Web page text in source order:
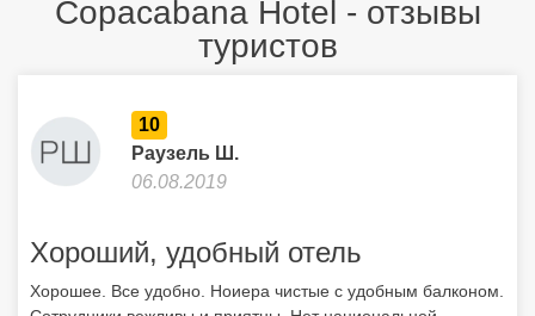
Copacabana Hotel - отзывы
туристов
10
Раузель Ш.
06.08.2019
Хороший, удобный отель
Хорошее. Все удобно. Ноиера чистые с удобным балконом.